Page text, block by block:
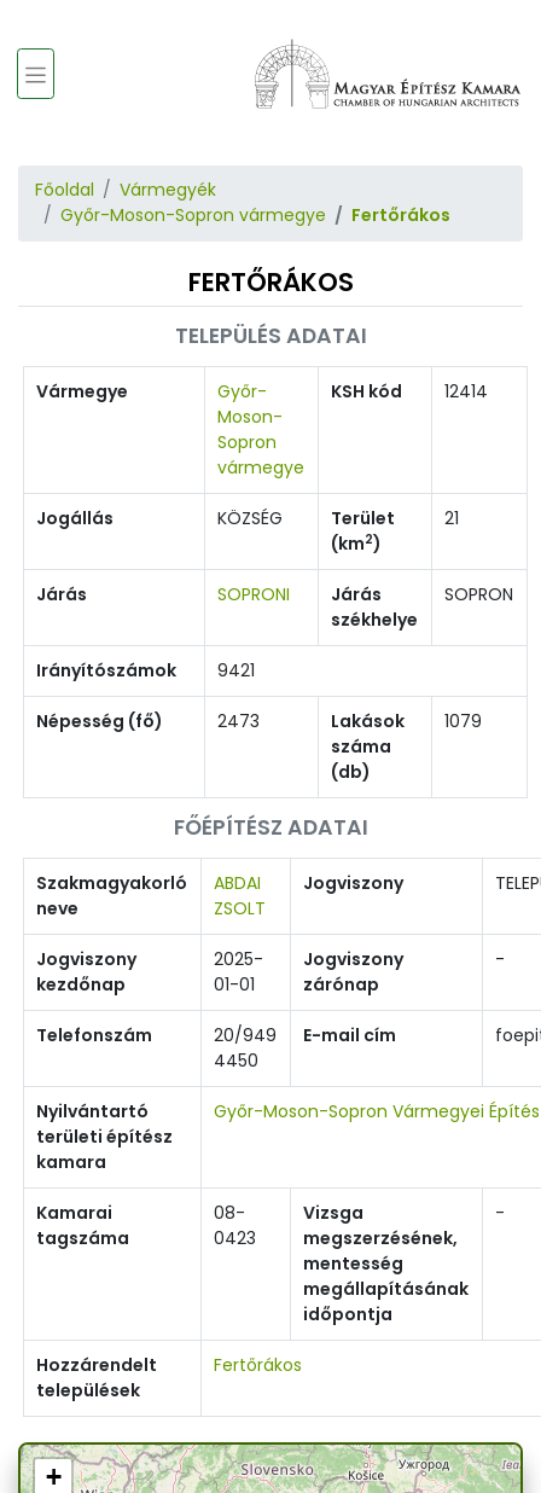
Főoldal
Vármegyék
Győr-Moson-Sopron vármegye
Fertőrákos
FERTŐRÁKOS
TELEPÜLÉS ADATAI
Vármegye
Győr-
Moson-
Sopron
vármegye
KSH kód 12414
Jogállás KÖZSÉG
Terület
(km2)
21
Járás SOPRONI
Járás
székhelye
SOPRON
Irányítószámok 9421
Népesség (fő) 2473
Lakások
száma
(db)
1079
FŐÉPÍTÉSZ ADATAI
Szakmagyakorló
neve
ABDAI
ZSOLT
Jogviszony
Jogviszony
kezdőnap
2025-
01-01
Jogviszony
zárónap
-
Telefonszám
20/949
4450
E-mail cím
Nyilvántartó
területi építész
kamara
Győr-Moson-Sopron Vármegyei
Kamarai
tagszáma
08-
0423
Vizsga
megszerzésének,
mentesség
megállapításának
időpontja
-
Hozzárendelt
települések
Fertőrákos
+